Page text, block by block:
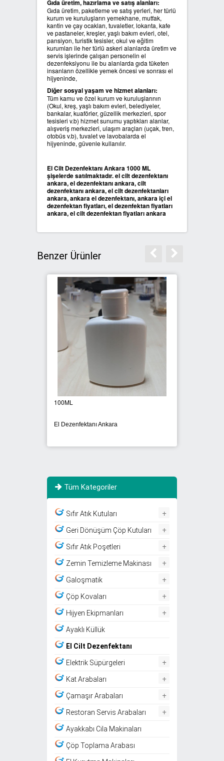
Gıda üretim, hazırlama ve satış alanları:
Gıda üretim, paketleme ve satış yerleri, her türlü
kurum ve kuruluşların yemekhane, mutfak,
kantin ve çay ocakları, tuvaletler, lokanta, kafe
ve pastaneler, kreşler, yaşlı bakım evleri, otel,
pansiyon, turistik tesisler, okul ve eğitim
kurumları ile her türlü askeri alanlarda üretim ve
servis işlerinde çalışan personelin el
dezenfeksiyonu ile bu alanlarda gıda tüketen
insanların özellikle yemek öncesi ve sonrası el
hijyeninde,
Diğer sosyal yaşam ve hizmet alanları:
Tüm kamu ve özel kurum ve kuruluşlarının
(Okul, kreş, yaşlı bakım evleri, belediyeler,
bankalar, kuaförler, güzellik merkezleri, spor
tesisleri v.b) hizmet sunumu yaptıkları alanlar,
alışveriş merkezleri, ulaşım araçları (uçak, tren,
otobüs v.b), tuvalet ve lavobalarda el
hijyeninde, güvenle kullanılır.
El Cilt Dezenfektanı Ankara 1000 ML
şişelerde satılmaktadır. el cilt dezenfektanı
ankara, el dezenfektanı ankara, cilt
dezenfektanı ankara, el cilt dezenfektanları
ankara, ankara el dezenfektanı, ankara içi el
dezenfektan fiyatları, el dezenfektan fiyatları
ankara, el cilt dezenfektan fiyatları ankara
Benzer Ürünler
100ML
El Dezenfektanı Ankara
Tüm Kategoriler
Sıfır Atık Kutuları +
Geri Dönüşüm Çöp Kutuları +
Sıfır Atık Poşetleri +
Zemin Temizleme Makinası +
Galoşmatik +
Çöp Kovaları +
Hijyen Ekipmanları +
Ayaklı Küllük
El Cilt Dezenfektanı
Elektrik Süpürgeleri +
Kat Arabaları +
Çamaşır Arabaları +
Restoran Servis Arabaları +
Ayakkabı Cila Makinaları
Çöp Toplama Arabası